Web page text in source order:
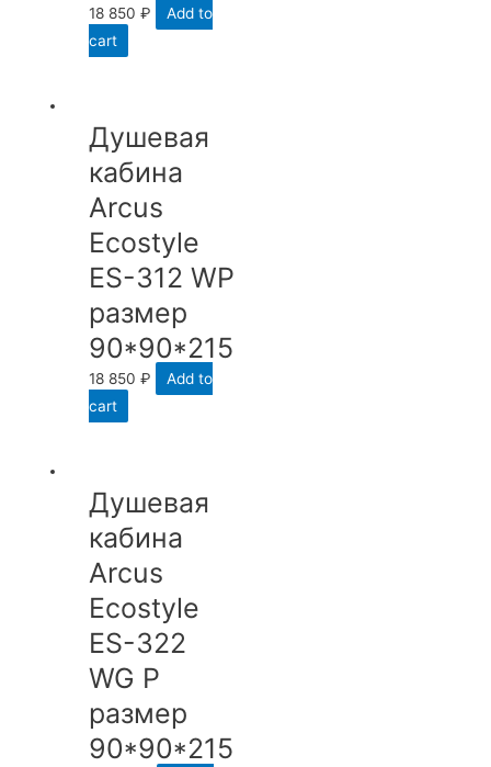
18 850₽
Add to
cart
Душевая
кабина
Arcus
Ecostyle
ES-312 WP
размер
90*90*215
18 850₽
Add to
cart
Душевая
кабина
Arcus
Ecostyle
ES-322
WG P
размер
90*90*215